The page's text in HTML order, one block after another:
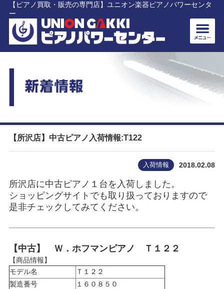
【ピアノ買取・販売の専門店】ユニオン楽器ピアノパワーセンタ
ー
【所沢店】中古ピアノ入荷情報:T122
入荷情報 2018.02.08
所沢店に中古ピアノ１台を入荷しました。
ショッピングサイトでも取り扱っておりますので
是非チェックしてみてください。
【中古】 Ｗ．ホフマンピアノ Ｔ１２２
【商品情報】
モデル名
Ｔ１２２
製造番号
１６０８５０